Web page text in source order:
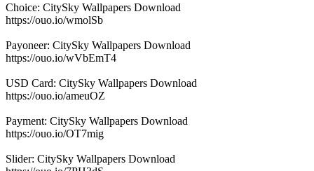
Choice: CitySky Wallpapers Download
https://ouo.io/wmolSb
Payoneer: CitySky Wallpapers Download
https://ouo.io/wVbEmT4
USD Card: CitySky Wallpapers Download
https://ouo.io/ameuOZ
Payment: CitySky Wallpapers Download
https://ouo.io/OT7mig
Slider: CitySky Wallpapers Download